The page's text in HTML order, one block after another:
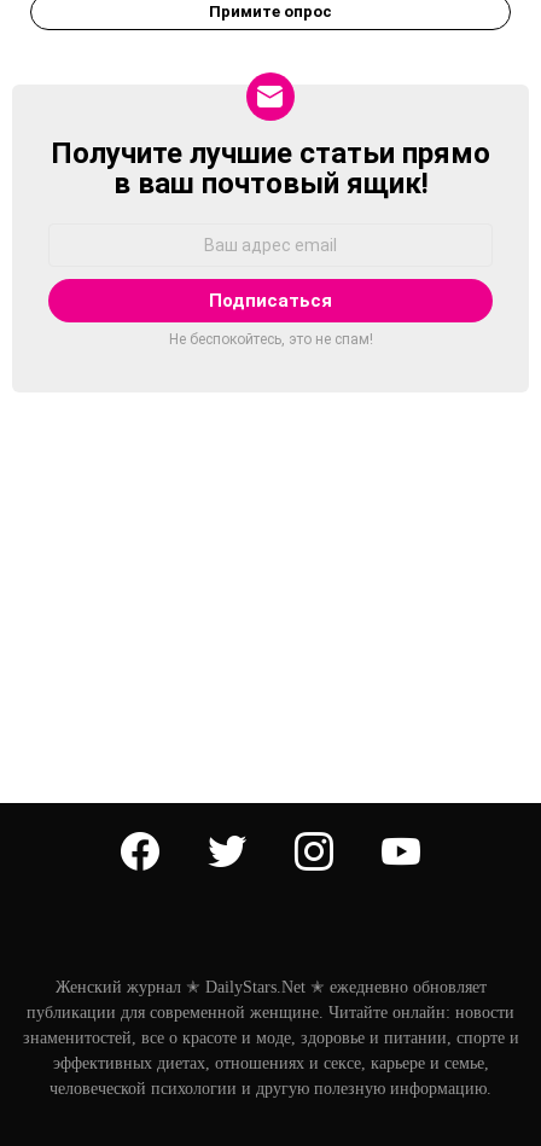
Примите опрос
NEWSLETTER
Получите лучшие статьи прямо
в ваш почтовый ящик!
Не беспокойтесь, это не спам!
facebook twitter instagram
Женский журнал ✭ DailyStars.Net ✭ ежедневно обновляет
публикации для современной женщине. Читайте онлайн: новости
знаменитостей, все о красоте и моде, здоровье и питании, спорте и
эффективных диетах, отношениях и сексе, карьере и семье,
человеческой психологии и другую полезную информацию.